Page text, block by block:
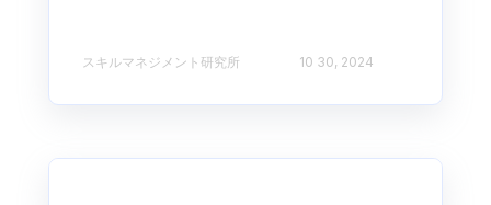
スキルマネジメント研究所 10 30, 2024